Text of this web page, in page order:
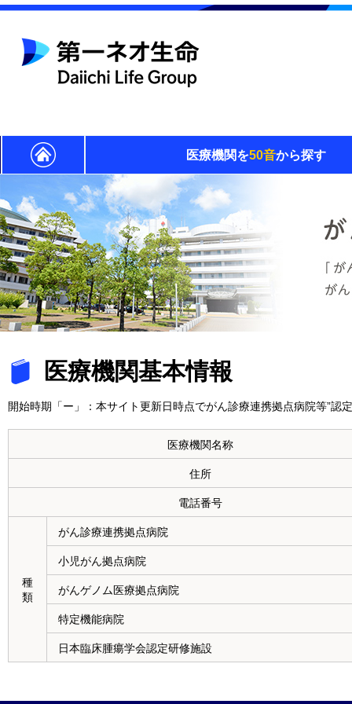
医療機関を50音から探す
医療機関基本情報
開始時期「ー」：本サイト更新日時点でがん診療連携拠点病院等”認
医療機関名称
住所
電話番号
種
類
がん診療連携拠点病院
小児がん拠点病院
がんゲノム医療拠点病院
特定機能病院
日本臨床腫瘍学会認定研修施設